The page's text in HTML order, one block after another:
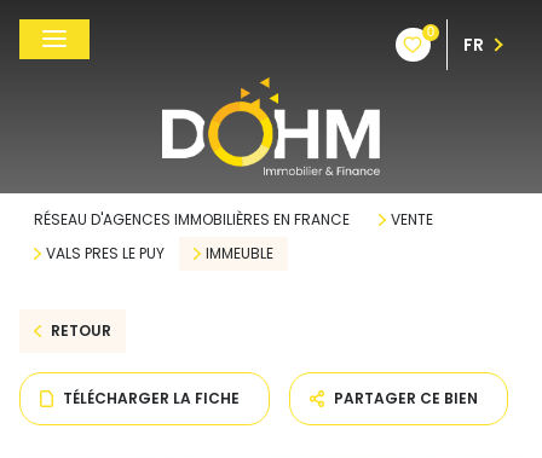
0
FR
RÉSEAU D'AGENCES IMMOBILIÈRES EN FRANCE
VENTE
VALS PRES LE PUY
IMMEUBLE
RETOUR
TÉLÉCHARGER LA FICHE PARTAGER CE BIEN